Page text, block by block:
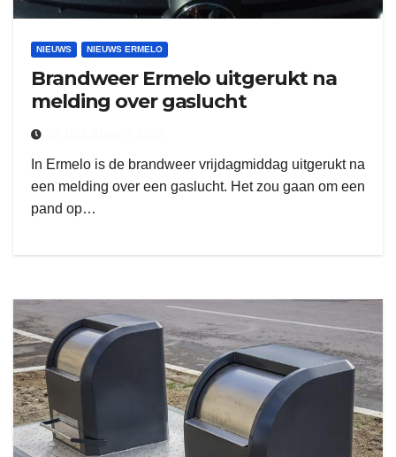
NIEUWS NIEUWS ERMELO
Brandweer Ermelo uitgerukt na
melding over gaslucht
In Ermelo is de brandweer vrijdagmiddag uitgerukt na
een melding over een gaslucht. Het zou gaan om een
pand op…